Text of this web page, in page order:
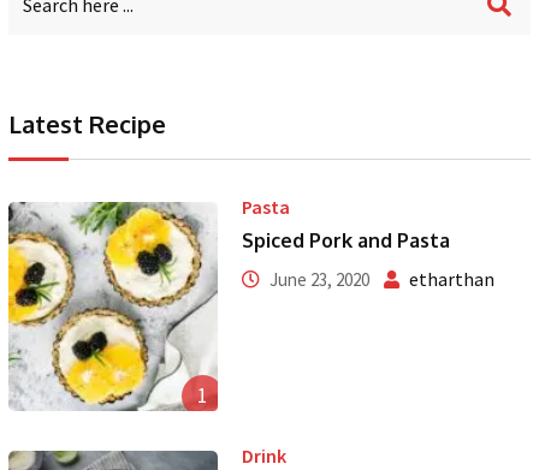
Latest Recipe
1
Pasta
Spiced Pork and Pasta
June 23, 2020 etharthan
Drink